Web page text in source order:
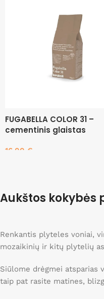
FUGABELLA COLOR 31 –
cementinis glaistas
16.00 €
Aukštos kokybės
Renkantis plyteles voniai,
mozaikinių ir kitų plytelių
Siūlome drėgmei atsparias
taip pat rasite matines,